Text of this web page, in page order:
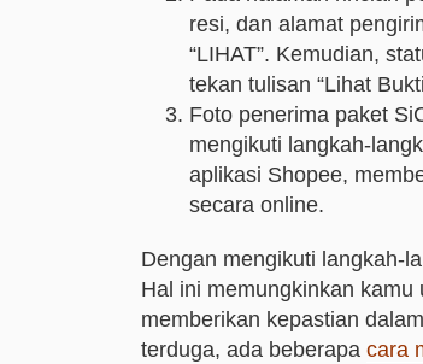
resi, dan alamat
“LIHAT”. Kemudian,
tekan tulisan “Lihat
Foto penerima paket
mengikuti langkah-
aplikasi Shopee,
secara online.
Dengan mengikuti langkah-
Hal ini memungkinkan
memberikan kepastian
terduga, ada beberapa cara